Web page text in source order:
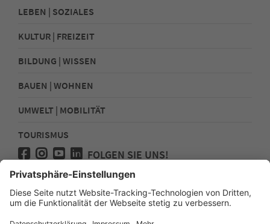
LEBEN | SOZIALES
KULTUR | FREIZEIT
BILDUNG | WISSEN
BAUEN | WOHNEN
UMWELT | MOBILITÄT
TOURISMUS
FOLGEN SIE UNS!
Presse
Kontakt
Impressum